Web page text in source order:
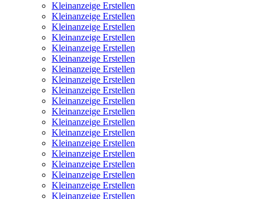
Kleinanzeige Erstellen
Kleinanzeige Erstellen
Kleinanzeige Erstellen
Kleinanzeige Erstellen
Kleinanzeige Erstellen
Kleinanzeige Erstellen
Kleinanzeige Erstellen
Kleinanzeige Erstellen
Kleinanzeige Erstellen
Kleinanzeige Erstellen
Kleinanzeige Erstellen
Kleinanzeige Erstellen
Kleinanzeige Erstellen
Kleinanzeige Erstellen
Kleinanzeige Erstellen
Kleinanzeige Erstellen
Kleinanzeige Erstellen
Kleinanzeige Erstellen
Kleinanzeige Erstellen